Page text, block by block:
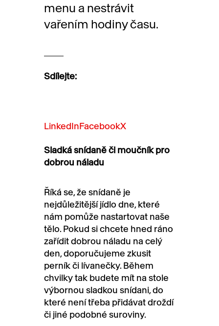
menu a nestrávit
vařením hodiny času.
Sdílejte:
LinkedInFacebookX
Sladká snídaně či moučník pro
dobrou náladu
Říká se, že snídaně je
nejdůležitější jídlo dne, které
nám pomůže nastartovat naše
tělo. Pokud si chcete hned ráno
zařídit dobrou náladu na celý
den, doporučujeme zkusit
perník či lívanečky. Během
chvilky tak budete mít na stole
výbornou sladkou snídani, do
které není třeba přidávat droždí
či jiné podobné suroviny.